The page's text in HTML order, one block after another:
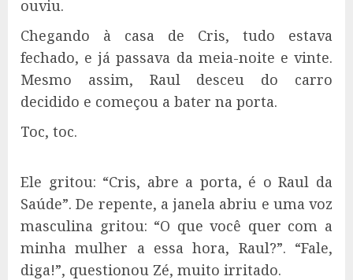
ouviu.
Chegando à casa de Cris, tudo estava
fechado, e já passava da meia-noite e vinte.
Mesmo assim, Raul desceu do carro
decidido e começou a bater na porta.
Toc, toc.
Ele gritou: “Cris, abre a porta, é o Raul da
Saúde”. De repente, a janela abriu e uma voz
masculina gritou: “O que você quer com a
minha mulher a essa hora, Raul?”. “Fale,
diga!”, questionou Zé, muito irritado.